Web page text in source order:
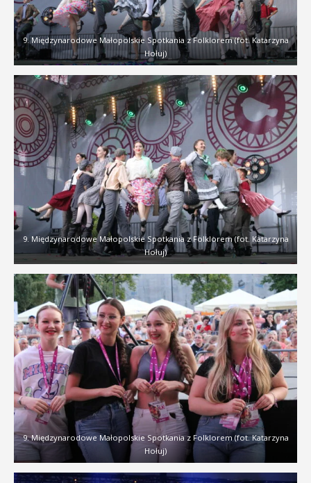
9. Międzynarodowe Małopolskie Spotkania z Folklorem (fot. Katarzyna
Hołuj)
9. Międzynarodowe Małopolskie Spotkania z Folklorem (fot. Katarzyna
Hołuj)
9. Międzynarodowe Małopolskie Spotkania z Folklorem (fot. Katarzyna
Hołuj)